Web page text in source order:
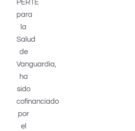
PERTE
para
la
Salud
de
Vanguardia,
ha
sido
cofinanciado
por
el